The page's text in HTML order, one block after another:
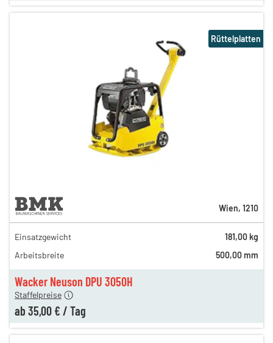
Wacker Neuson DPU 3050H
90,00 €
50,00 €
Staffelpreise
ab 35,00 € / Tag
Rüttelplatten
Wien, 1210
Einsatzgewicht
181,00 kg
Arbeitsbreite
500,00 mm